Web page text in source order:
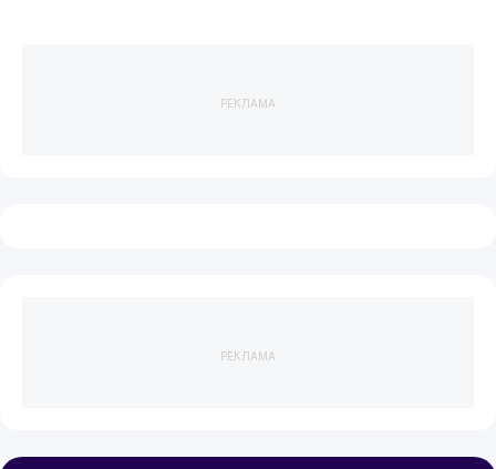
РЕКЛАМА
РЕКЛАМА